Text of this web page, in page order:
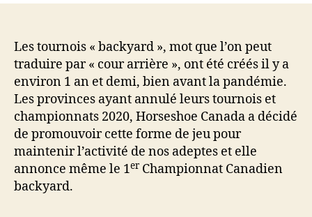
Les tournois « backyard », mot que l’on peut
traduire par « cour arrière », ont été créés il y a
environ 1 an et demi, bien avant la pandémie.
Les provinces ayant annulé leurs tournois et
championnats 2020, Horseshoe Canada a décidé
de promouvoir cette forme de jeu pour
maintenir l’activité de nos adeptes et elle
annonce même le 1er Championnat Canadien
backyard.